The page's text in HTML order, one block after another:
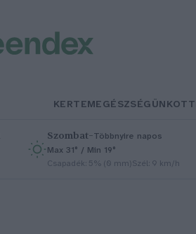
KERTEMEGÉSZSÉGÜNK
Szombat–Többnyire napos
Max 31° / Min 19°
Csapadék: 5% (0 mm)Szél: 9 km/h